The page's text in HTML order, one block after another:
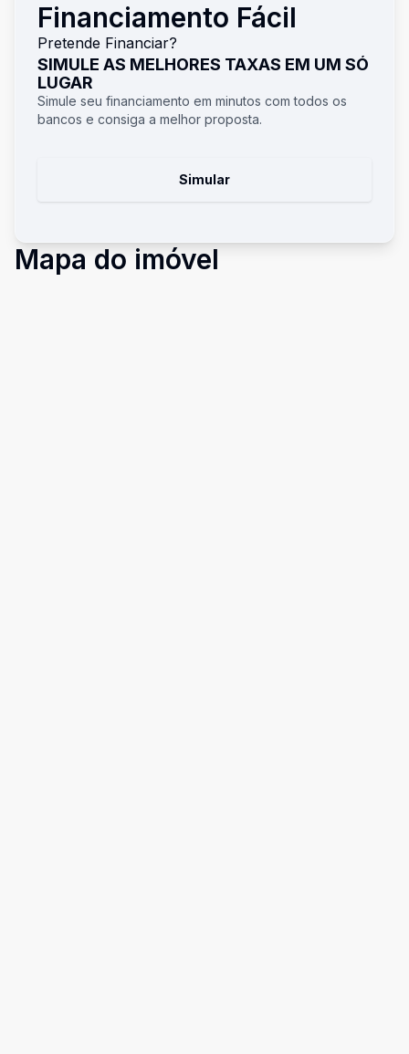
Financiamento Fácil
Pretende Financiar?
SIMULE AS MELHORES TAXAS EM UM SÓ
LUGAR
Simule seu financiamento em minutos com todos os
bancos e consiga a melhor proposta.
Simular
Mapa do imóvel